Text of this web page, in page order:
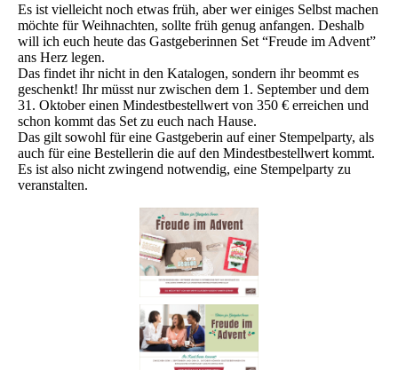
Es ist vielleicht noch etwas früh, aber wer einiges Selbst machen
möchte für Weihnachten, sollte früh genug anfangen. Deshalb
will ich euch heute das Gastgeberinnen Set “Freude im Advent”
ans Herz legen.
Das findet ihr nicht in den Katalogen, sondern ihr beommt es
geschenkt! Ihr müsst nur zwischen dem 1. September und dem
31. Oktober einen Mindestbestellwert von 350 € erreichen und
schon kommt das Set zu euch nach Hause.
Das gilt sowohl für eine Gastgeberin auf einer Stempelparty, als
auch für eine Bestellerin die auf den Mindestbestellwert kommt.
Es ist also nicht zwingend notwendig, eine Stempelparty zu
veranstalten.